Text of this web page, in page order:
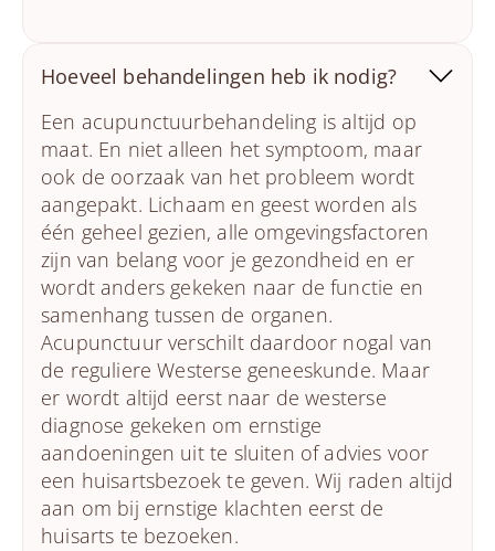
Hoeveel behandelingen heb ik nodig?
Een acupunctuurbehandeling is altijd op
maat. En niet alleen het symptoom, maar
ook de oorzaak van het probleem wordt
aangepakt. Lichaam en geest worden als
één geheel gezien, alle omgevingsfactoren
zijn van belang voor je gezondheid en er
wordt anders gekeken naar de functie en
samenhang tussen de organen.
Acupunctuur verschilt daardoor nogal van
de reguliere Westerse geneeskunde. Maar
er wordt altijd eerst naar de westerse
diagnose gekeken om ernstige
aandoeningen uit te sluiten of advies voor
een huisartsbezoek te geven. Wij raden altijd
aan om bij ernstige klachten eerst de
huisarts te bezoeken.